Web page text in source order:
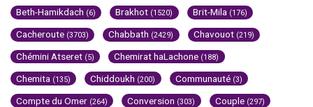
Beth-Hamikdach (6) Brakhot (1520) Brit-Mila (176)
Cacheroute (3703) Chabbath (2429) Chavouot (219)
Chémini Atseret (5) Chemirat haLachone (188)
Chemita (135) Chiddoukh (200) Communauté (3)
Compte du Omer (264) Conversion (303) Couple (297)